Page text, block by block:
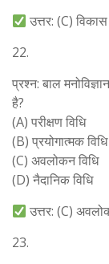
उत्तर: (C)
22.
प्रश्न: बाल
है?
(A) परीक्षण विधि
(B) प्रयोगात्मक विधि
(C) अवलोकन विधि
(D) नैदानिक विधि
उत्तर: (C)
23.